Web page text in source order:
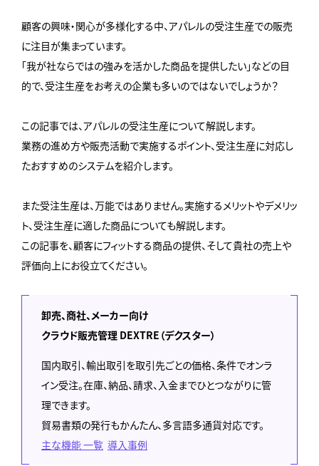
顧客の興味・関心が多様化する中、アパレルの受注生産での販売
に注目が集まっています。
「我が社ならではの強みを活かした商品を提供したい」などの目
的で、受注生産をお考えの企業も多いのではないでしょうか？
この記事では、アパレルの受注生産について解説します。
業務の進め方や販売活動で実施するポイント、受注生産に対応し
たおすすめのシステムを紹介します。
また受注生産は、万能ではありません。実施するメリットやデメリッ
ト、受注生産に適した商品についても解説します。
この記事を、顧客にフィットする商品の提供、そして貴社の売上や
評価向上にお役立てください。
卸売、商社、メーカー向け
クラウド販売管理 DEXTRE（デクスター）
国内取引、輸出取引を取引先ごとの価格、条件でオンラ
イン受注。在庫、納品、請求、入金までひとつながりに管
理できます。
貿易書類の発行もかんたん、多言語多通貨対応です。
主な機能 一覧 導入事例